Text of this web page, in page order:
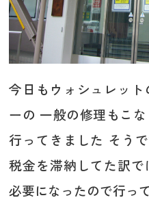
今日もウォシュレッ
ーの 一般の修理もこ
行ってきました そう
税金を滞納してた訳
必要になったので行っ